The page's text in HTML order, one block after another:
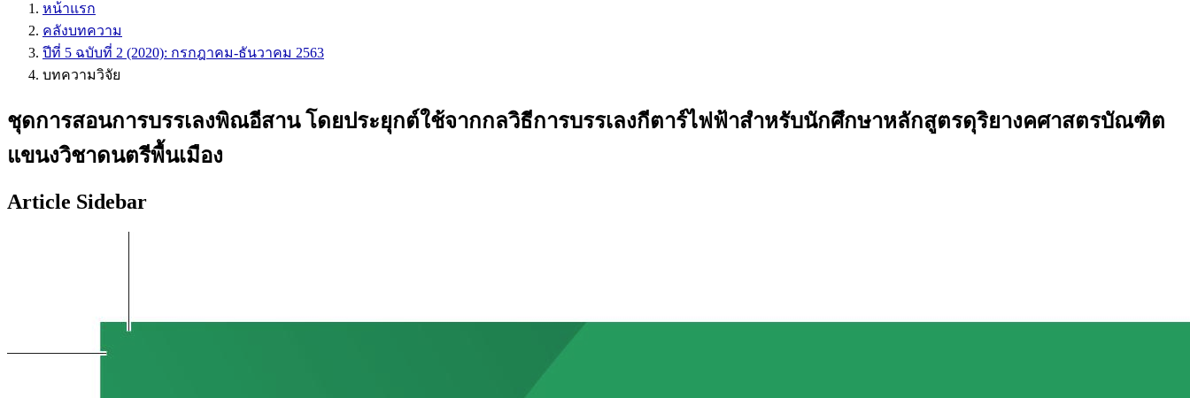
หน้าแรก
คลังบทความ
ปีที่ 5 ฉบับที่ 2 (2020): กรกฎาคม-ธันวาคม 2563
บทความวิจัย
ชุดการสอนการบรรเลงพิณอีสาน โดยประยุกต์ใช้จากกลวิธีการบรรเลงกีตาร์ไฟฟ้าสำหรับนักศึกษาหลักสูตรดุริยางคศาสตรบัณฑิต
แขนงวิชาดนตรีพื้นเมือง
Article Sidebar